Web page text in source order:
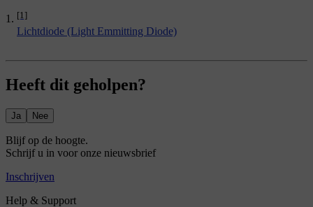
[1]
Lichtdiode (Light Emmitting Diode)
Heeft dit geholpen?
Ja Nee